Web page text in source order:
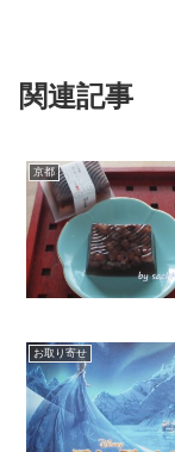
関連記事
京都
お取り寄せ